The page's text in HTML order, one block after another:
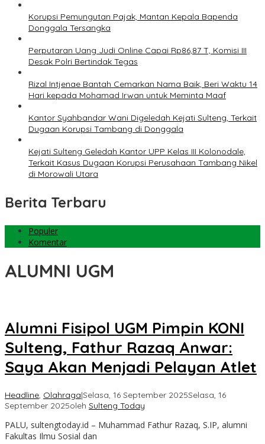
Korupsi Pemungutan Pajak, Mantan Kepala Bapenda
Donggala Tersangka
Perputaran Uang Judi Online Capai Rp86,87 T, Komisi III
Desak Polri Bertindak Tegas
Rizal Intjenae Bantah Cemarkan Nama Baik, Beri Waktu 14
Hari kepada Mohamad Irwan untuk Meminta Maaf
Kantor Syahbandar Wani Digeledah Kejati Sulteng, Terkait
Dugaan Korupsi Tambang di Donggala
Kejati Sulteng Geledah Kantor UPP Kelas III Kolonodale,
Terkait Kasus Dugaan Korupsi Perusahaan Tambang Nikel
di Morowali Utara
Berita Terbaru
Populer
Komentar
ALUMNI UGM
Alumni Fisipol UGM Pimpin KONI
Sulteng, Fathur Razaq Anwar:
Saya Akan Menjadi Pelayan Atlet
Headline, Olahraga|Selasa, 16 September 2025Selasa, 16
September 2025oleh Sulteng Today
PALU, sultengtoday.id – Muhammad Fathur Razaq, S.IP, alumni
Fakultas Ilmu Sosial dan